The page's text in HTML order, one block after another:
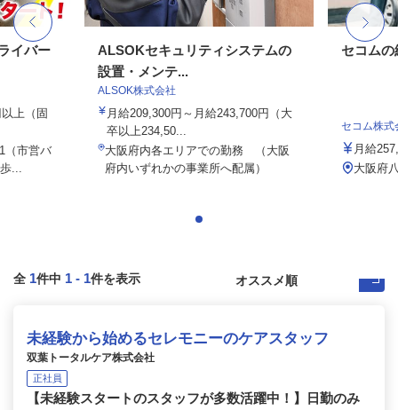
イバー
上（固
（市営バ
...
ALSOKセキュリティシステムの
設置・メンテ...
ALSOK株式会社
月給209,300円～月給243,700円（大
卒以上234,50...
大阪府内各エリアでの勤務 （大阪
府内いずれかの事業所へ配属）
セコムの
セコム株式
月給
大阪府
全 1件中 1 - 1件を表示
未経験から始めるセレモニーのケアスタッフ
双葉トータルケア株式会社
正社員
【未経験スタートのスタッフが多数活躍中！】日勤のみ